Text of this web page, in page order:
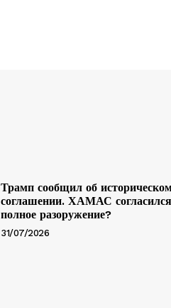
Трамп сообщил об
соглашении. ХАМАС
полное разоружение?
31/07/2026